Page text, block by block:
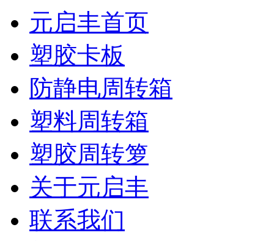
元启丰首页
塑胶卡板
防静电周转箱
塑料周转箱
塑胶周转箩
关于元启丰
联系我们